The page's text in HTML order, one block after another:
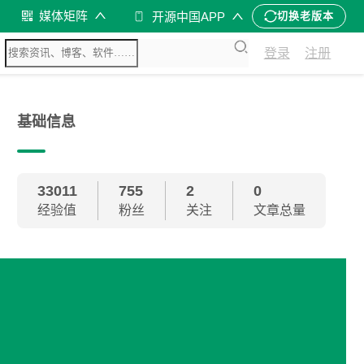
媒体矩阵 开源中国APP 切换老版本
登录 注册
基础信息
33011
经验值
755
粉丝
2
关注
0
文章总量